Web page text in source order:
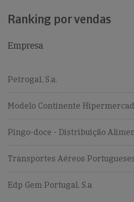
Ranking por vendas
Empresa
Petrogal, S.a.
Modelo Continente
Pingo-doce - Distribuição
Transportes Aéreos
Edp Gem Portugal, S.a